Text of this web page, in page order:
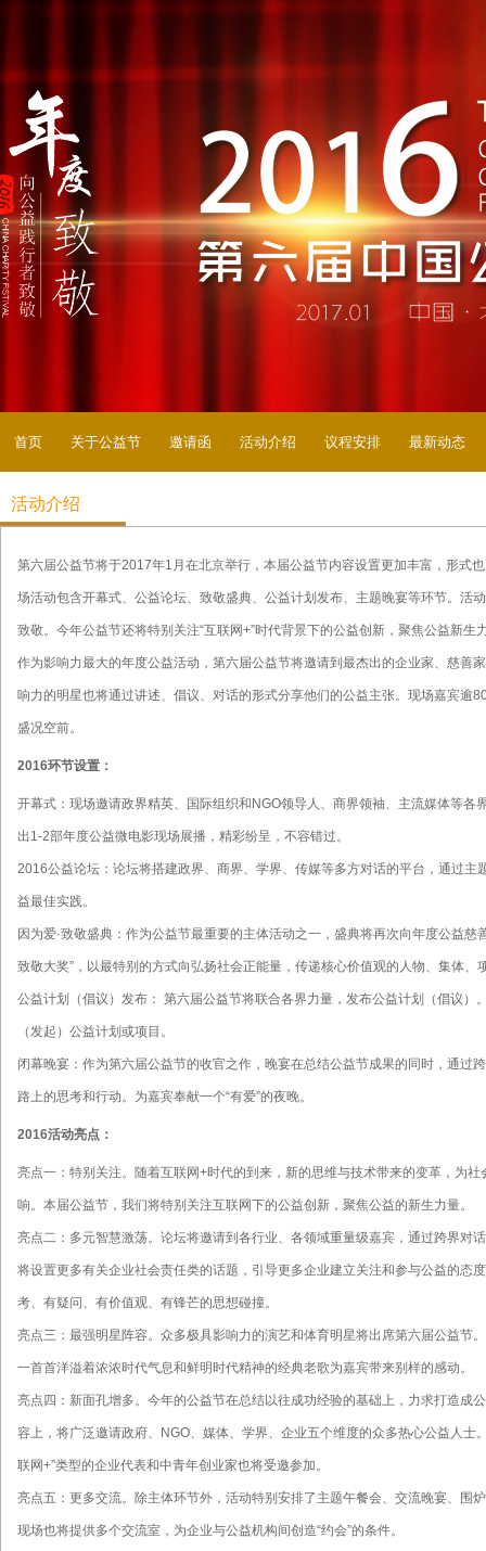
首页 关于公益节 邀请函 活动介绍 议程安排 最新动态
活动介绍
第六届公益节将于2017年1月在北京举行，本届公益节内容设置更加丰富，形式
场活动包含开幕式、公益论坛、致敬盛典、公益计划发布、主题晚宴等环节。活
致敬。今年公益节还将特别关注“互联网+”时代背景下的公益创新，聚焦公益新生
作为影响力最大的年度公益活动，第六届公益节将邀请到最杰出的企业家、慈善
响力的明星也将通过讲述、倡议、对话的形式分享他们的公益主张。现场嘉宾逾
盛况空前。
2016环节设置：
开幕式：现场邀请政界精英、国际组织和NGO领导人、商界领袖、主流媒体等
出1-2部年度公益微电影现场展播，精彩纷呈，不容错过。
2016公益论坛：论坛将搭建政界、商界、学界、传媒等多方对话的平台，通过主
益最佳实践。
因为爱·致敬盛典：作为公益节最重要的主体活动之一，盛典将再次向年度公益
致敬大奖”，以最特别的方式向弘扬社会正能量，传递核心价值观的人物、集体、
公益计划（倡议）发布： 第六届公益节将联合各界力量，发布公益计划（倡议）
（发起）公益计划或项目。
闭幕晚宴：作为第六届公益节的收官之作，晚宴在总结公益节成果的同时，通过
路上的思考和行动。为嘉宾奉献一个“有爱”的夜晚。
2016活动亮点：
亮点一：特别关注。随着互联网+时代的到来，新的思维与技术带来的变革，为
响。本届公益节，我们将特别关注互联网下的公益创新，聚焦公益的新生力量。
亮点二：多元智慧激荡。论坛将邀请到各行业、各领域重量级嘉宾，通过跨界对
将设置更多有关企业社会责任类的话题，引导更多企业建立关注和参与公益的态
考、有疑问、有价值观、有锋芒的思想碰撞。
亮点三：最强明星阵容。众多极具影响力的演艺和体育明星将出席第六届公益节
一首首洋溢着浓浓时代气息和鲜明时代精神的经典老歌为嘉宾带来别样的感动。
亮点四：新面孔增多。今年的公益节在总结以往成功经验的基础上，力求打造成
容上，将广泛邀请政府、NGO、媒体、学界、企业五个维度的众多热心公益人士
联网+”类型的企业代表和中青年创业家也将受邀参加。
亮点五：更多交流。除主体环节外，活动特别安排了主题午餐会、交流晚宴、围
现场也将提供多个交流室，为企业与公益机构间创造“约会”的条件。